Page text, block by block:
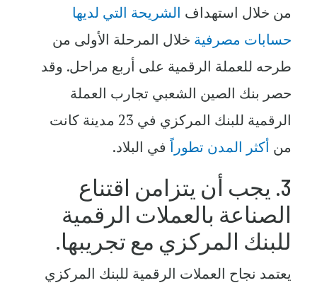
من خلال استهدافالشريحة التي لديها
حسابات مصرفيةخلال المرحلة الأولى من
طرحه للعملة الرقمية على أربع مراحل. وقد
حصر بنك الصين الشعبي تجارب العملة
الرقمية للبنك المركزي في 23 مدينة كانت
منأكثر المدن تطوراًفي البلاد.
3. يجب أن يتزامن اقتناع
الصناعة بالعملات الرقمية
للبنك المركزي مع تجريبها.
يعتمد نجاح العملات الرقمية للبنك المركزي